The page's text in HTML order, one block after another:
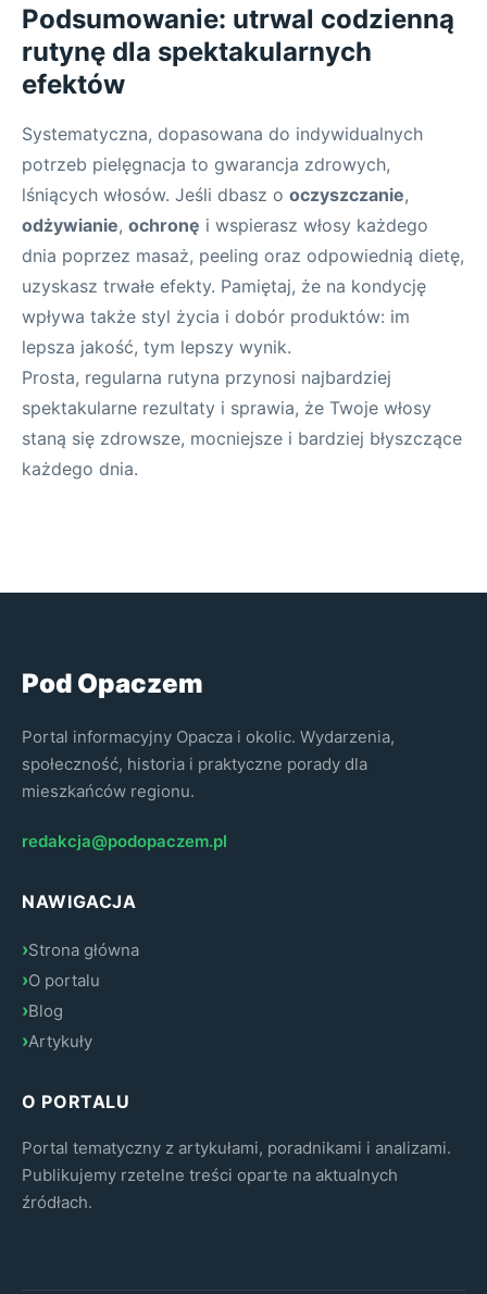
Podsumowanie: utrwal codzienną
rutynę dla spektakularnych
efektów
Systematyczna, dopasowana do indywidualnych
potrzeb pielęgnacja to gwarancja zdrowych,
lśniących włosów. Jeśli dbasz o oczyszczanie,
odżywianie, ochronę i wspierasz włosy każdego
dnia poprzez masaż, peeling oraz odpowiednią dietę,
uzyskasz trwałe efekty. Pamiętaj, że na kondycję
wpływa także styl życia i dobór produktów: im
lepsza jakość, tym lepszy wynik.
Prosta, regularna rutyna przynosi najbardziej
spektakularne rezultaty i sprawia, że Twoje włosy
staną się zdrowsze, mocniejsze i bardziej błyszczące
każdego dnia.
Pod Opaczem
Portal informacyjny Opacza i okolic. Wydarzenia,
społeczność, historia i praktyczne porady dla
mieszkańców regionu.
redakcja@podopaczem.pl
NAWIGACJA
Strona główna
O portalu
Blog
Artykuły
O PORTALU
Portal tematyczny z artykułami, poradnikami i analizami.
Publikujemy rzetelne treści oparte na aktualnych
źródłach.